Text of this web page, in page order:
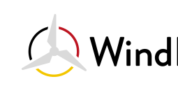
content